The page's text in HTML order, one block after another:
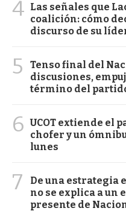
4 Las señales que
coalición: cómo
discurso de su
5
Tenso final del
discusiones,
término del
6 UCOT extiende el
chofer y un
lunes
7
De una estrategia
no se explica a un
presente de